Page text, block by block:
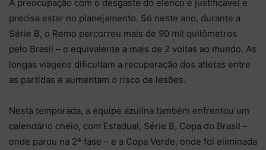
A preocupação com o desgaste do elenco é justificável e
precisa estar no planejamento. Só neste ano, durante a
Série B, o Remo percorreu mais de 90 mil quilômetros
pelo Brasil – o equivalente a mais de 2 voltas ao mundo. As
longas viagens dificultam a recuperação dos atletas entre
as partidas e aumentam o risco de lesões.
Nesta temporada, a equipe azulina também enfrentou um
calendário cheio, com Estadual, Série B, Copa do Brasil –
onde parou na 2ª fase – e a Copa Verde, onde foi eliminada